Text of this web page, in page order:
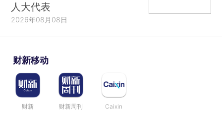
人大代表
2026年08月08日
财新移动
财新 财新周刊 Caixin